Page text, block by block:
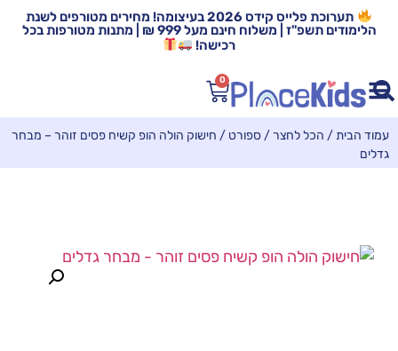
תערוכת פלייס קידס 2026 בעיצומה! מחירים מטורפים לשנת
הלימודים תשפ"ז | משלוח חינם מעל 999 ₪ | מתנות מטורפות בכל
רכישה!
0
עמוד הבית/ הכל לחצר / ספורט / חישוק הולה הופ קשיח פסים זוהר – מבחר
גדלים